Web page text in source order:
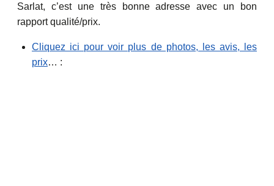
Sarlat, c’est une très bonne adresse avec un bon
rapport qualité/prix.
Cliquez ici pour voir plus de photos, les avis, les
prix… :